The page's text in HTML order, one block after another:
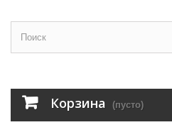
Корзина (пусто)